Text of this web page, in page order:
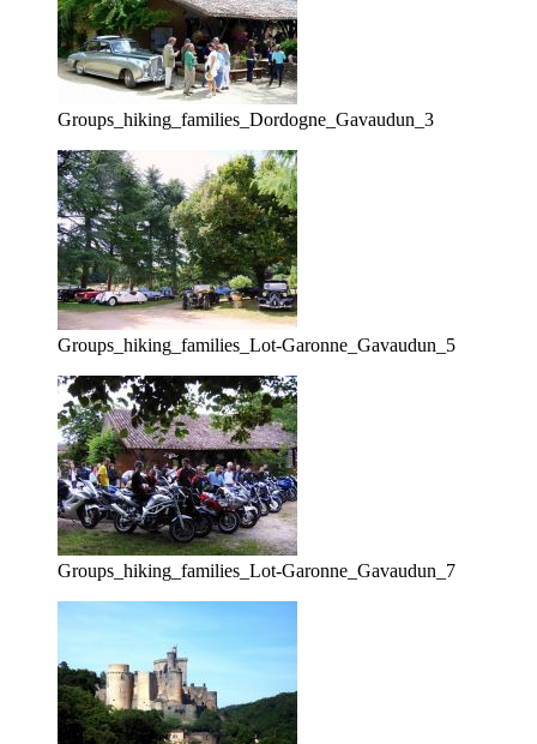
Groups_hiking_families_Dordogne_Gavaudun_3
Groups_hiking_families_Lot-Garonne_Gavaudun_5
Groups_hiking_families_Lot-Garonne_Gavaudun_7